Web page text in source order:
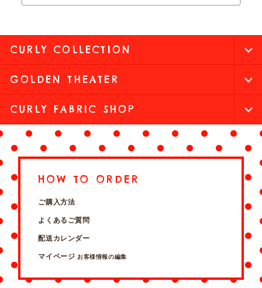
CURLY COLLECTION
GOLDEN THEATER
CURLY FABRIC SHOP
HOW TO ORDER
ご購入方法
よくあるご質問
配送カレンダー
マイページ お客様情報の編集